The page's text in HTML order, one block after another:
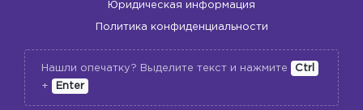
Юридическая информация
Политика конфиденциальности
Нашли опечатку? Выделите текст и нажмите
Ctrl
+
Enter